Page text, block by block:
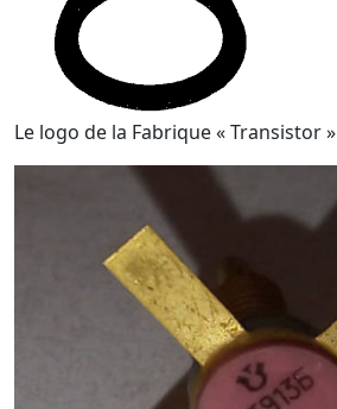
Le logo de la Fabrique « Transistor »